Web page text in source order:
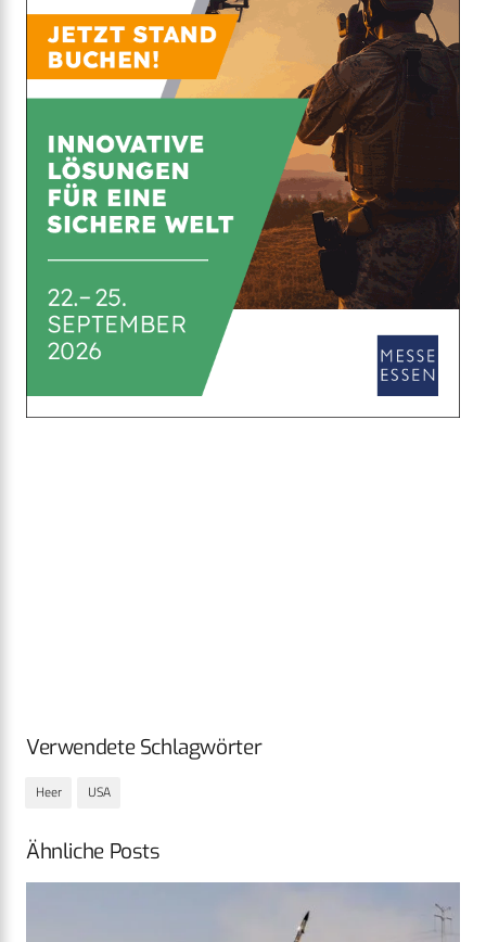
Verwendete Schlagwörter
Heer USA
Ähnliche Posts